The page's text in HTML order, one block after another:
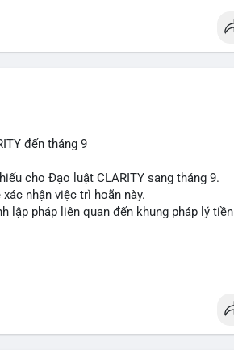
đến tháng 9
cho Đạo luật CLARITY sang tháng 9.
nhận việc trì hoãn này.
lập pháp liên quan đến khung pháp lý tiền